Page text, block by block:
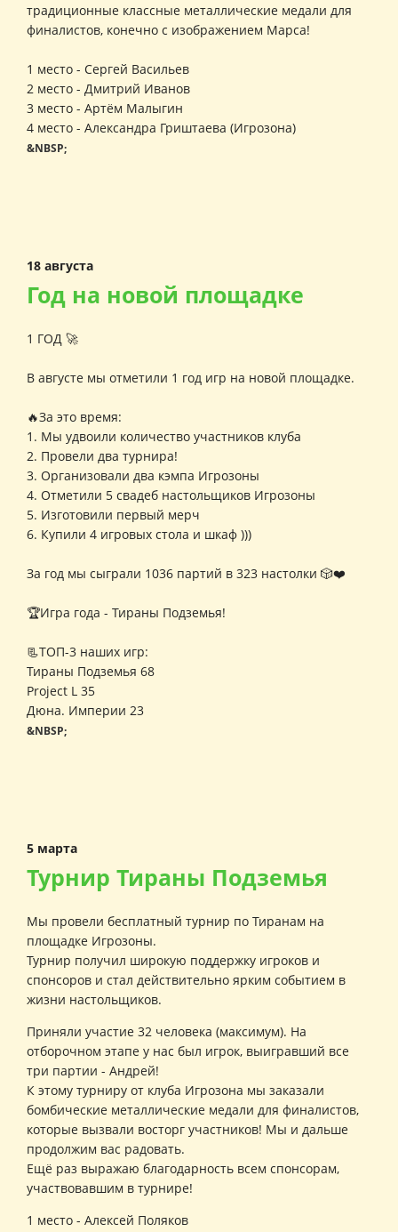
традиционные классные металлические медали для
финалистов, конечно с изображением Марса!
1 место - Сергей Васильев
2 место - Дмитрий Иванов
3 место - Артём Малыгин
4 место - Александра Гриштаева (Игрозона)
&NBSP;
18 августа
Год на новой площадке
1 ГОД 🚀
В августе мы отметили 1 год игр на новой площадке.
🔥За это время:
1. Мы удвоили количество участников клуба
2. Провели два турнира!
3. Организовали два кэмпа Игрозоны
4. Отметили 5 свадеб настольщиков Игрозоны
5. Изготовили первый мерч
6. Купили 4 игровых стола и шкаф )))
За год мы сыграли 1036 партий в 323 настолки 🎲❤️
🏆Игра года - Тираны Подземья!
📃ТОП-3 наших игр:
Тираны Подземья 68
Project L 35
Дюна. Империи 23
&NBSP;
5 марта
Турнир Тираны Подземья
Мы провели бесплатный турнир по Тиранам на
площадке Игрозоны.
Турнир получил широкую поддержку игроков и
спонсоров и стал действительно ярким событием в
жизни настольщиков.
Приняли участие 32 человека (максимум). На
отборочном этапе у нас был игрок, выигравший все
три партии - Андрей!
К этому турниру от клуба Игрозона мы заказали
бомбические металлические медали для финалистов,
которые вызвали восторг участников! Мы и дальше
продолжим вас радовать.
Ещё раз выражаю благодарность всем спонсорам,
участвовавшим в турнире!
1 место - Алексей Поляков